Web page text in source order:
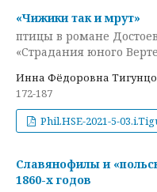
«Чижики так и мрут»
птицы в романе
«Страдания юного
Инна Фёдоровна
172-187
Phil.HSE-2021-5-
Славянофилы и
1860-х годов